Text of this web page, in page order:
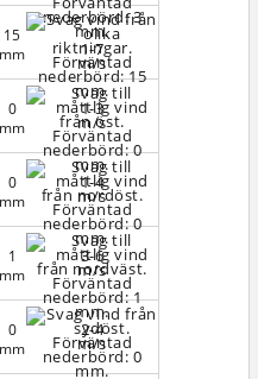
15
mm
0
mm
0
mm
1
mm
0
mm
1-7
m/s
1-3
m/s
1-4
m/s
3-6
m/s
2-4
m/s